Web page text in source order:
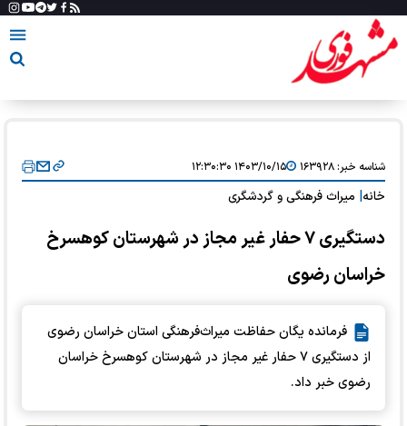
شناسه خبر:۱۶۳۹۲۸ ۱۴۰۳/۱۰/۱۵ ۱۲:۳۰:۳۰
خانه میراث فرهنگی و گردشگری
دستگیری ۷ حفار غیر مجاز در شهرستان کوهسرخ
خراسان رضوی
فرمانده یگان حفاظت میراث‌فرهنگی استان خراسان رضوی
از دستگیری ۷ حفار غیر مجاز در شهرستان کوهسرخ خراسان
رضوی خبر داد.